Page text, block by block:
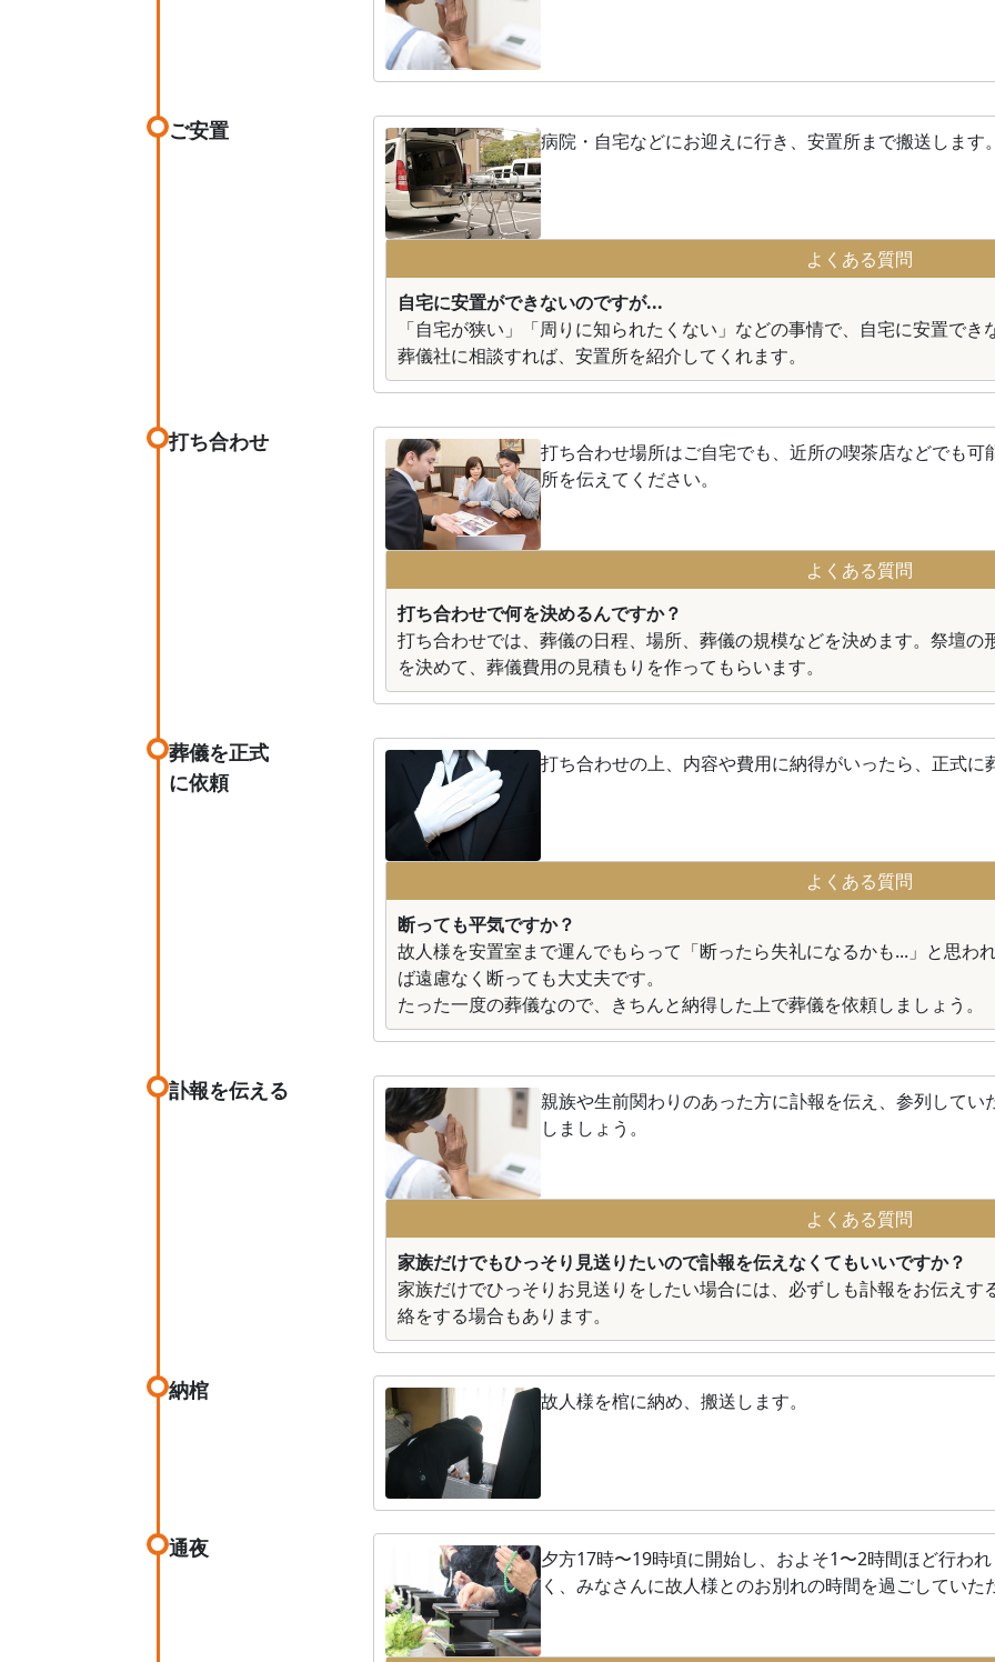
ご安置 病院・自宅などにお迎えに行き、安置所まで搬送します。
よくある質問
自宅に安置ができないのですが...
「自宅が狭い」「周りに知られたくない」などの事情で、自宅に安置でき
葬儀社に相談すれば、安置所を紹介してくれます。
打ち合わせ
打ち合わせ場所はご自宅でも、近所の喫茶店などでも
所を伝えてください。
よくある質問
打ち合わせで何を決めるんですか？
打ち合わせでは、葬儀の日程、場所、葬儀の規模などを決めます。祭壇
を決めて、葬儀費用の見積もりを作ってもらいます。
葬儀を正式
に依頼
打ち合わせの上、内容や費用に納得がいったら、正式に
よくある質問
断っても平気ですか？
故人様を安置室まで運んでもらって「断ったら失礼になるかも...」と思わ
ば遠慮なく断っても大丈夫です。
たった一度の葬儀なので、きちんと納得した上で葬儀を依頼しましょう。
訃報を伝える
親族や生前関わりのあった方に訃報を伝え、参列して
しましょう。
よくある質問
家族だけでもひっそり見送りたいので訃報を伝えなくてもいいですか？
家族だけでひっそりお見送りをしたい場合には、必ずしも訃報をお伝え
絡をする場合もあります。
納棺 故人様を棺に納め、搬送します。
通夜
夕方17時〜19時頃に開始し、およそ1〜2時間ほど行わ
く、みなさんに故人様とのお別れの時間を過ごしていた